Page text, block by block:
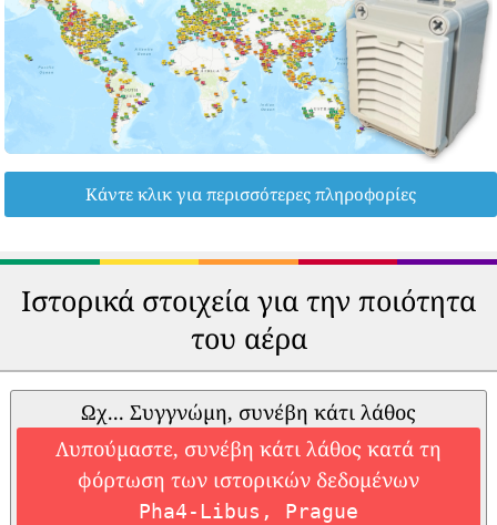
Κάντε κλικ για περισσότερες πληροφορίες
Ιστορικά στοιχεία για την ποιότητα
του αέρα
Ωχ... Συγγνώμη, συνέβη κάτι λάθος
Λυπούμαστε, συνέβη κάτι λάθος κατά τη
φόρτωση των ιστορικών δεδομένων
Pha4-Libus, Prague